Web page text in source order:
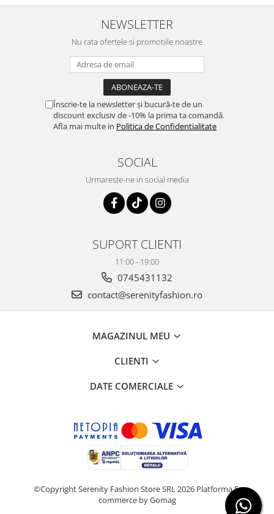
NEWSLETTER
Nu rata ofertele si promotiile noastre
Înscrie-te la newsletter și bucură-te de un
discount exclusiv de -10% la prima ta comandă.
Afla mai multe in Politica de Confidentialitate
SOCIAL
Urmareste-ne in social media
SUPORT CLIENTI
11:00 - 19:00
0745431132
contact@serenityfashion.ro
MAGAZINUL MEU
CLIENTI
DATE COMERCIALE
©Copyright Serenity Fashion Store SRL 2026 Platforma E-
commerce by Gomag